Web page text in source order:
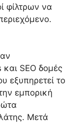
φίλτρων να
SEO δομές
εξυπηρετεί το
εμπορική
Μετά